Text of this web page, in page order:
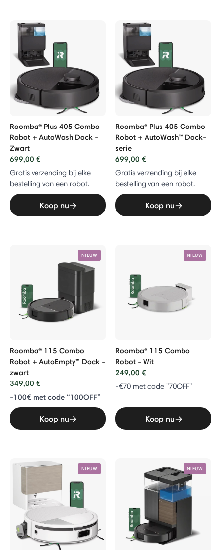
Robot + AutoEmpty™ Dock
Robot
Robot + AutoEmpty™ Dock
Robot + AutoEmpty™ Dock
Roomba® Plus 405 Combo
Robot + AutoWash Dock -
Zwart
699,00 €
Gratis verzending bij elke
bestelling van een robot.
Koop nu
Roomba® Plus 405 Combo
Robot + AutoWash™ Dock-
serie
699,00 €
Gratis verzending bij elke
bestelling van een robot.
Koop nu
NIEUW
Roomba® 115 Combo
Robot + AutoEmpty™ Dock -
zwart
349,00 €
-100€ met code “100OFF”
Koop nu
NIEUW
Roomba® 115 Combo
Robot - Wit
249,00 €
-€70 met code "70OFF"
Koop nu
NIEUW NIEUW